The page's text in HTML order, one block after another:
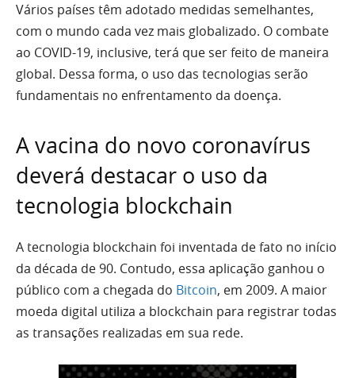
Vários países têm adotado medidas semelhantes,
com o mundo cada vez mais globalizado. O combate
ao COVID-19, inclusive, terá que ser feito de maneira
global. Dessa forma, o uso das tecnologias serão
fundamentais no enfrentamento da doença.
A vacina do novo coronavírus
deverá destacar o uso da
tecnologia blockchain
A tecnologia blockchain foi inventada de fato no início
da década de 90. Contudo, essa aplicação ganhou o
público com a chegada do Bitcoin, em 2009. A maior
moeda digital utiliza a blockchain para registrar todas
as transações realizadas em sua rede.